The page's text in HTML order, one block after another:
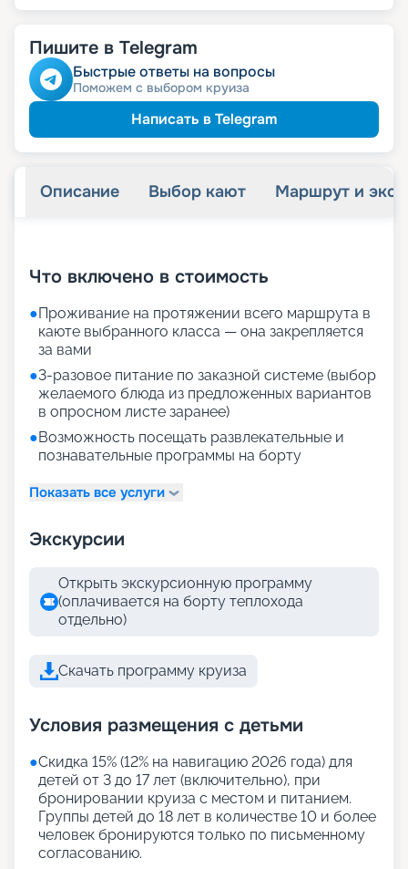
Пишите в Telegram
Быстрые ответы на вопросы
Поможем с выбором круиза
Написать в Telegram
Описание Выбор кают Маршрут и
Что включено в стоимость
●Проживание на протяжении всего маршрута в
каюте выбранного класса — она закрепляется
за вами
●3-разовое питание по заказной системе (выбор
желаемого блюда из предложенных вариантов
в опросном листе заранее)
●Возможность посещать развлекательные и
познавательные программы на борту
Показать все услуги
Экскурсии
Открыть экскурсионную программу
(оплачивается на борту теплохода
отдельно)
Скачать программу круиза
Условия размещения с детьми
●Скидка 15% (12% на навигацию 2026 года) для
детей от 3 до 17 лет (включительно), при
бронировании круиза с местом и питанием.
Группы детей до 18 лет в количестве 10 и более
человек бронируются только по письменному
согласованию.